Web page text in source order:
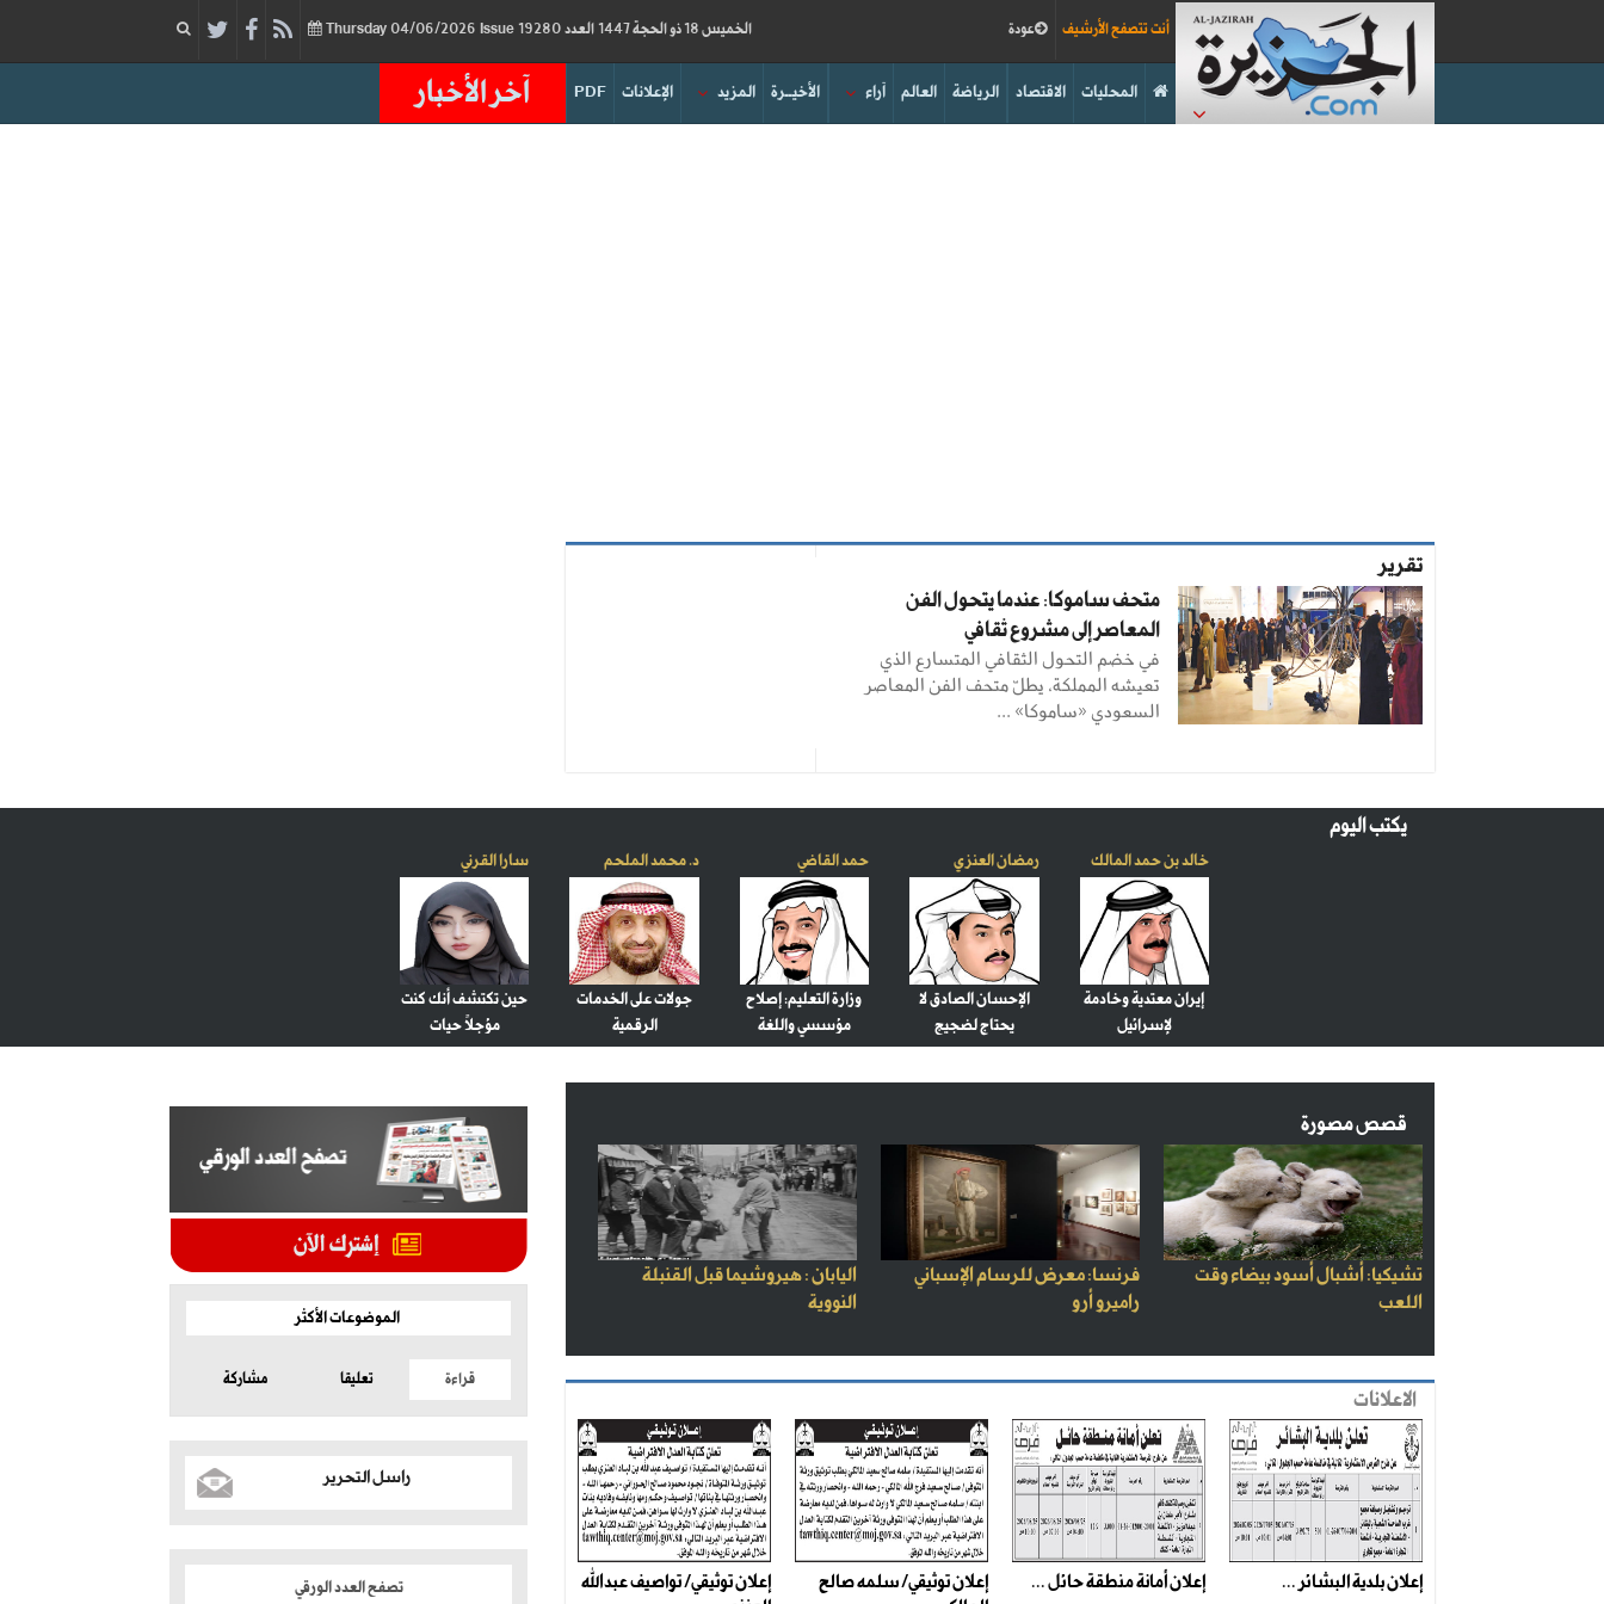
الخميس 18 ذو الحجة 1447 العدد 19280 04/06/2026 Issue عودة أنت تتصفح الأرشيف
آخر الأخبار PDF الإعلانات المزيد الأخيــرة آراء العالم الرياضة الاقتصاد المحليات
تقرير
متحف ساموكا: عندما يتحول الفن
المعاصر إلى مشروع ثقافي
في خضم التحول الثقافي المتسارع الذي
تعيشه المملكة، يطلّ متحف الفن المعاصر
السعودي «ساموكا» ...
يكتب اليوم
خالد بن حمد المالك
إيران معتدية وخادمة
لإسرائيل
رمضان العنزي
الإحسان الصادق لا
يحتاج لضجيج
حمد القاضي
وزارة التعليم: إصلاح
مؤسسي واللغة
د. محمد الملحم
جولات على الخدمات
الرقمية
سارا القرني
حين تكتشف أنك كنت
مؤجلاً حيات
قصص مصورة
تشيكيا: أشبال أسود بيضاء وقت
اللعب
فرنسا: معرض للرسام الإسباني
راميرو أرو
اليابان : هيروشيما قبل القنبلة
النووية
الاعلانات
إعلان بلدية البشائر ... إعلان أمانة منطقة حائل ...
إعلان توثيقي/ سلمه صالح
إعلان توثيقي/ تواصيف عبدالله
الموضوعات الأكثر
قراءة تعليقا مشاركة
راسل التحرير
تصفح العدد الورقي